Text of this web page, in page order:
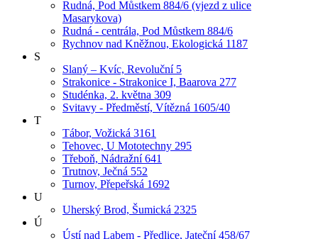
Rudná, Pod Můstkem 884/6 (vjezd z ulice
Masarykova)
Rudná - centrála, Pod Můstkem 884/6
Rychnov nad Kněžnou, Ekologická 1187
S
Slaný – Kvíc, Revoluční 5
Strakonice - Strakonice I, Baarova 277
Studénka, 2. května 309
Svitavy - Předměstí, Vítězná 1605/40
T
Tábor, Vožická 3161
Tehovec, U Mototechny 295
Třeboň, Nádražní 641
Trutnov, Ječná 552
Turnov, Přepeřská 1692
U
Uherský Brod, Šumická 2325
Ú
Ústí nad Labem - Předlice, Jateční 458/67